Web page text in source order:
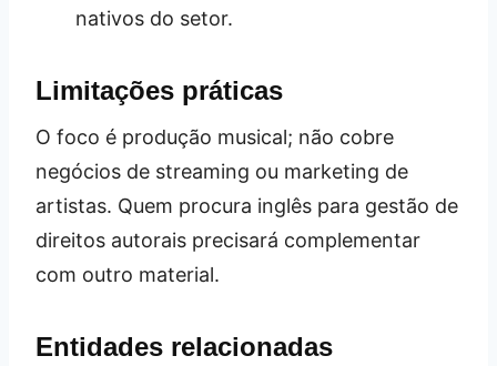
nativos do setor.
Limitações práticas
O foco é produção musical; não cobre
negócios de streaming ou marketing de
artistas. Quem procura inglês para gestão de
direitos autorais precisará complementar
com outro material.
Entidades relacionadas